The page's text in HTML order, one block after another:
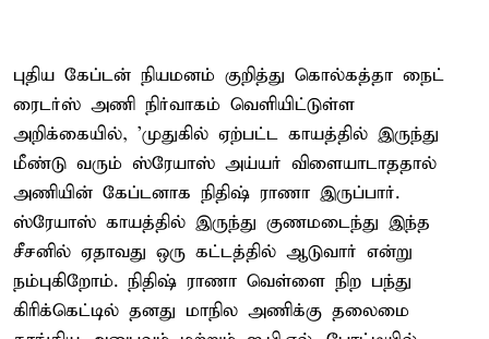
புதிய கேப்டன் நியமனம் குறித்து கொல்கத்தா நைட்
ரைடர்ஸ் அணி நிர்வாகம் வெளியிட்டுள்ள
அறிக்கையில், 'முதுகில் ஏற்பட்ட காயத்தில் இருந்து
மீண்டு வரும் ஸ்ரேயாஸ் அய்யர் விளையாடாததால்
அணியின் கேப்டனாக நிதிஷ் ராணா இருப்பார்.
ஸ்ரேயாஸ் காயத்தில் இருந்து குணமடைந்து இந்த
சீசனில் ஏதாவது ஒரு கட்டத்தில் ஆடுவார் என்று
நம்புகிறோம். நிதிஷ் ராணா வெள்ளை நிற பந்து
கிரிக்கெட்டில் தனது மாநில அணிக்கு தலைமை